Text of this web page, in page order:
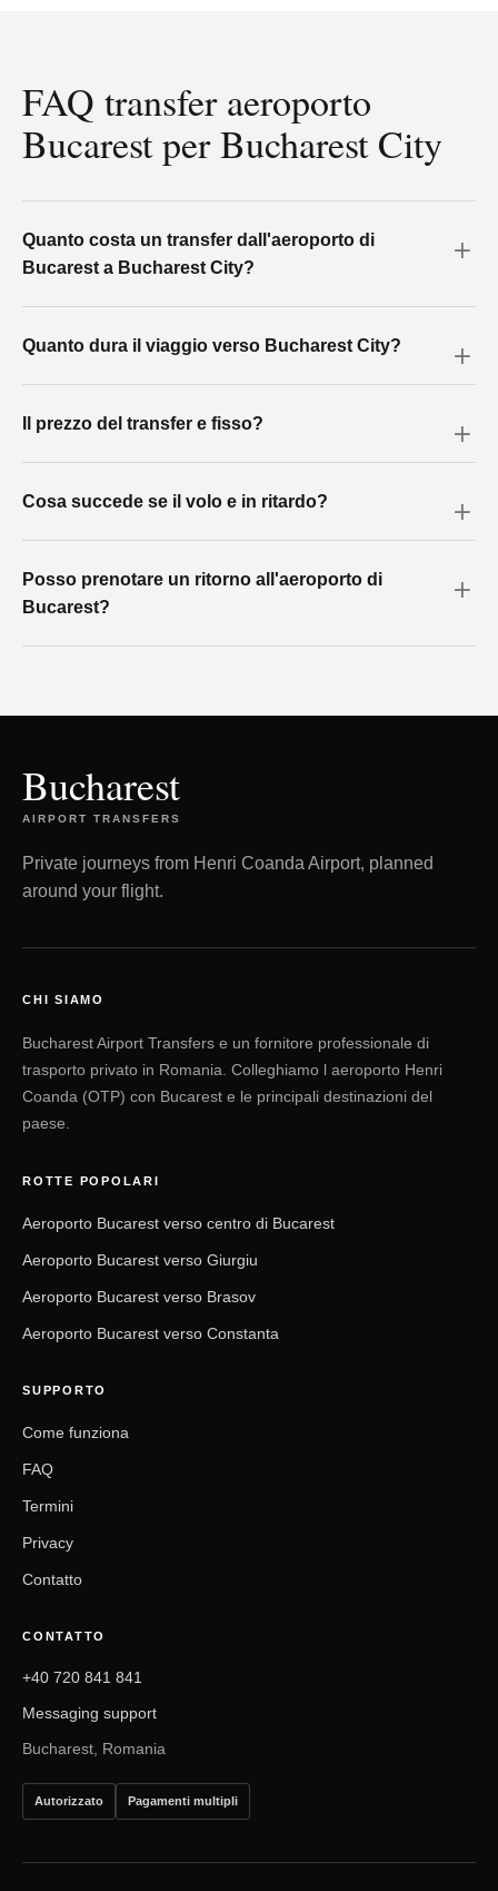
FAQ transfer aeroporto
Bucarest per Bucharest City
Quanto costa un transfer dall'aeroporto di
Bucarest a Bucharest City?
Quanto dura il viaggio verso Bucharest City?
Il prezzo del transfer e fisso?
Cosa succede se il volo e in ritardo?
Posso prenotare un ritorno all'aeroporto di
Bucarest?
Bucharest
AIRPORT TRANSFERS
Private journeys from Henri Coanda Airport, planned
around your flight.
CHI SIAMO
Bucharest Airport Transfers e un fornitore professionale di
trasporto privato in Romania. Colleghiamo l aeroporto Henri
Coanda (OTP) con Bucarest e le principali destinazioni del
paese.
ROTTE POPOLARI
Aeroporto Bucarest verso centro di Bucarest
Aeroporto Bucarest verso Giurgiu
Aeroporto Bucarest verso Brasov
Aeroporto Bucarest verso Constanta
SUPPORTO
Come funziona
FAQ
Termini
Privacy
Contatto
CONTATTO
+40 720 841 841
Messaging support
Bucharest, Romania
Autorizzato Pagamenti multipli